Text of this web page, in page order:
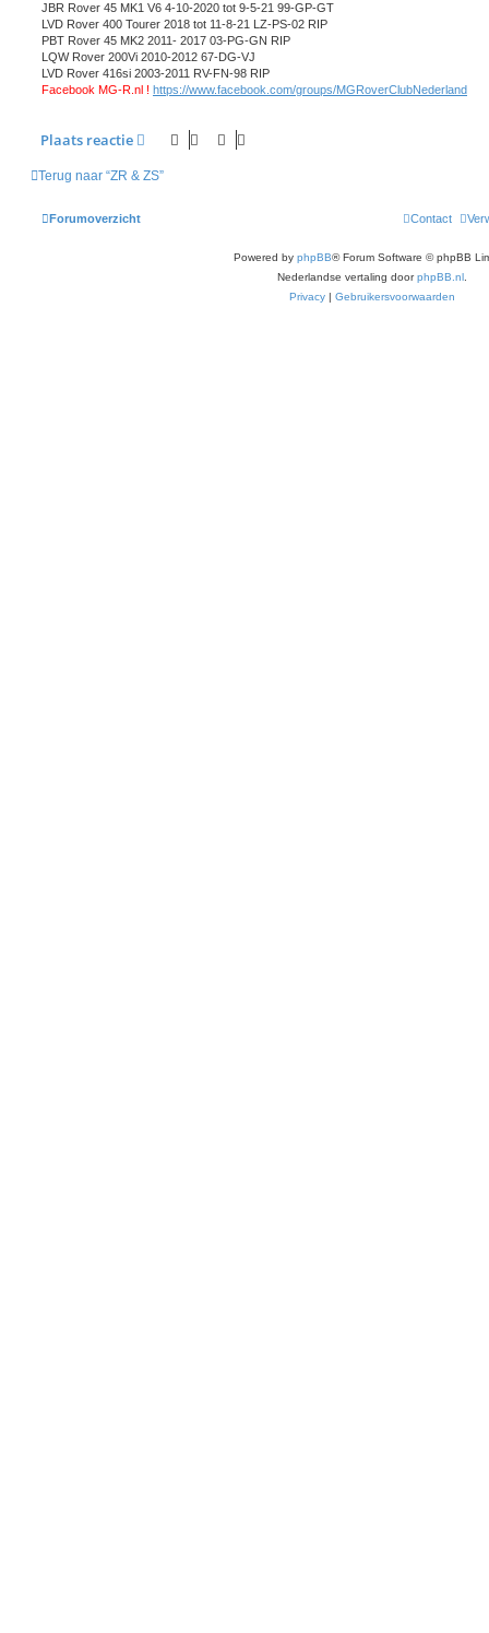
JBR Rover 45 MK1 V6 4-10-2020 tot 9-5-21 99-GP-GT
LVD Rover 400 Tourer 2018 tot 11-8-21 LZ-PS-02 RIP
PBT Rover 45 MK2 2011- 2017 03-PG-GN RIP
LQW Rover 200Vi 2010-2012 67-DG-VJ
LVD Rover 416si 2003-2011 RV-FN-98 RIP
Facebook MG-R.nl ! https://www.facebook.com/groups/MGRoverClubNederland
Plaats reactie
Terug naar “ZR & ZS”
Forumoverzicht Contact
Powered by phpBB® Forum Software © phpBB
Nederlandse vertaling doorphpBB.nl.
Privacy| Gebruikersvoorwaarden